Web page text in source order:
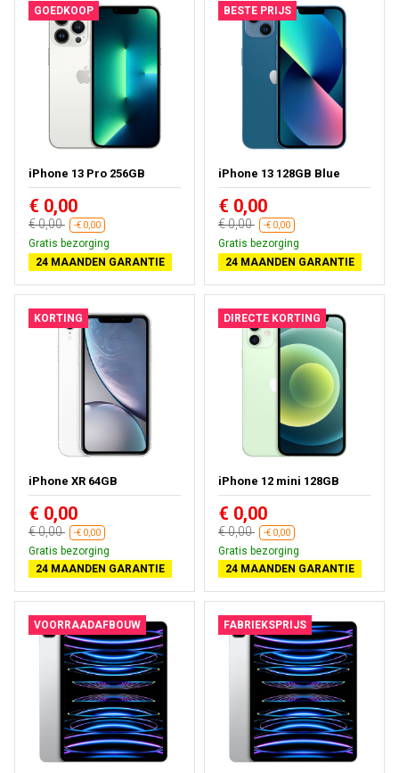
GOEDKOOP
iPhone 13 Pro 256GB
€ 0,00
€ 0,00 -€ 0,00
Gratis bezorging
24 MAANDEN GARANTIE
BESTE PRIJS
iPhone 13 128GB Blue
€ 0,00
€ 0,00 -€ 0,00
Gratis bezorging
24 MAANDEN GARANTIE
KORTING
iPhone XR 64GB
€ 0,00
€ 0,00 -€ 0,00
Gratis bezorging
24 MAANDEN GARANTIE
DIRECTE KORTING
iPhone 12 mini 128GB
€ 0,00
€ 0,00 -€ 0,00
Gratis bezorging
24 MAANDEN GARANTIE
VOORRAADAFBOUW FABRIEKSPRIJS